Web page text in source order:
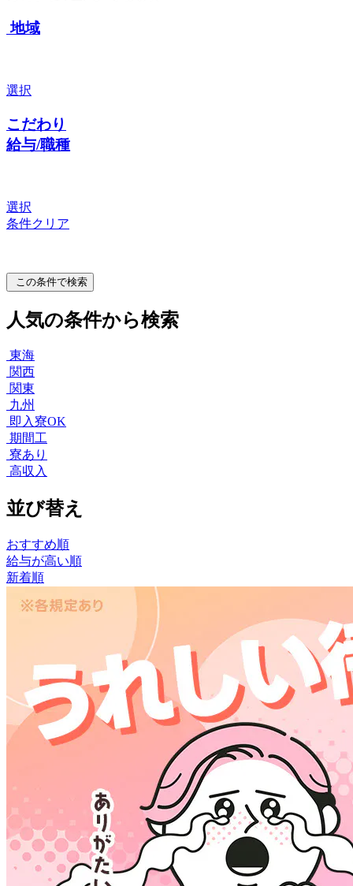
地域
選択
こだわり
給与/職種
選択
条件クリア
この条件で検索
人気の条件から検索
東海
関西
関東
九州
即入寮OK
期間工
寮あり
高収入
並び替え
おすすめ順
給与が高い順
新着順